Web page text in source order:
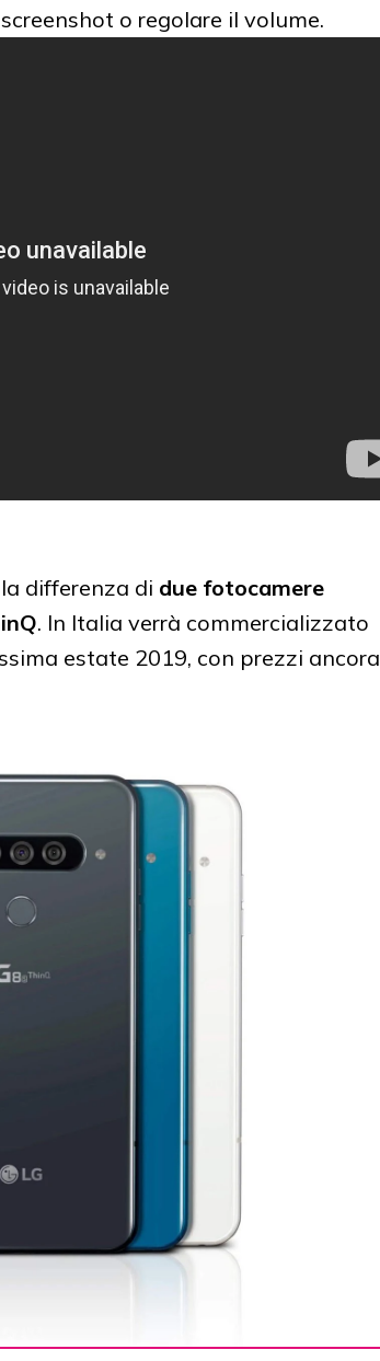
o regolare il volume.
differenza di due fotocamere
. In Italia verrà commercializzato
estate 2019, con prezzi ancora